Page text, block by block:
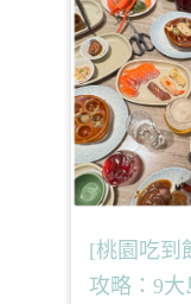
[桃園吃到
攻略：9